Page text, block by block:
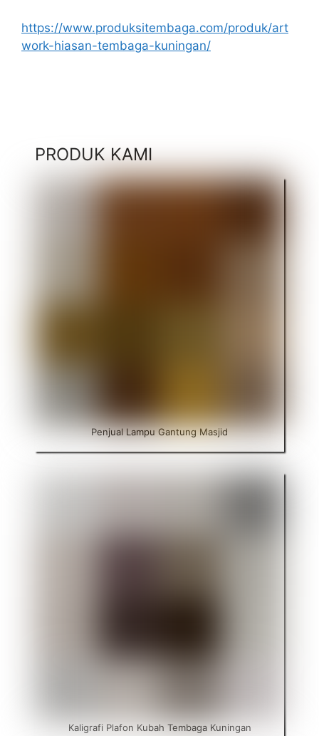
https://www.produksitembaga.com/produk/art
work-hiasan-tembaga-kuningan/
PRODUK KAMI
Penjual Lampu Gantung Masjid
Kaligrafi Plafon Kubah Tembaga Kuningan